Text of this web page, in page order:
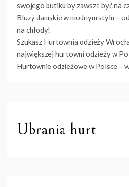
swojego butiku by zawsze być na
Bluzy damskie w modnym stylu –
na chłody!
Szukasz Hurtownia odzieży
największej hurtowni odzieży w
Hurtownie odzieżowe w Polsce –
Ubrania hurt